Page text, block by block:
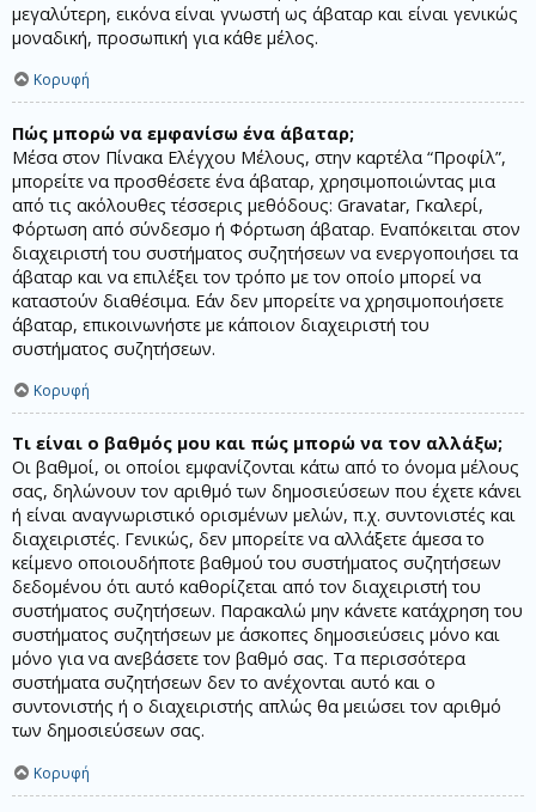
μεγαλύτερη, εικόνα είναι γνωστή ως άβαταρ και είναι γενικώς
μοναδική, προσωπική για κάθε μέλος.
Κορυφή
Πώς μπορώ να εμφανίσω ένα άβαταρ;
Μέσα στον Πίνακα Ελέγχου Μέλους, στην καρτέλα “Προφίλ”,
μπορείτε να προσθέσετε ένα άβαταρ, χρησιμοποιώντας μια
από τις ακόλουθες τέσσερις μεθόδους: Gravatar, Γκαλερί,
Φόρτωση από σύνδεσμο ή Φόρτωση άβαταρ. Εναπόκειται στον
διαχειριστή του συστήματος συζητήσεων να ενεργοποιήσει τα
άβαταρ και να επιλέξει τον τρόπο με τον οποίο μπορεί να
καταστούν διαθέσιμα. Εάν δεν μπορείτε να χρησιμοποιήσετε
άβαταρ, επικοινωνήστε με κάποιον διαχειριστή του
συστήματος συζητήσεων.
Κορυφή
Τι είναι ο βαθμός μου και πώς μπορώ να τον αλλάξω;
Οι βαθμοί, οι οποίοι εμφανίζονται κάτω από το όνομα μέλους
σας, δηλώνουν τον αριθμό των δημοσιεύσεων που έχετε κάνει
ή είναι αναγνωριστικό ορισμένων μελών, π.χ. συντονιστές και
διαχειριστές. Γενικώς, δεν μπορείτε να αλλάξετε άμεσα το
κείμενο οποιουδήποτε βαθμού του συστήματος συζητήσεων
δεδομένου ότι αυτό καθορίζεται από τον διαχειριστή του
συστήματος συζητήσεων. Παρακαλώ μην κάνετε κατάχρηση του
συστήματος συζητήσεων με άσκοπες δημοσιεύσεις μόνο και
μόνο για να ανεβάσετε τον βαθμό σας. Τα περισσότερα
συστήματα συζητήσεων δεν το ανέχονται αυτό και ο
συντονιστής ή ο διαχειριστής απλώς θα μειώσει τον αριθμό
των δημοσιεύσεων σας.
Κορυφή